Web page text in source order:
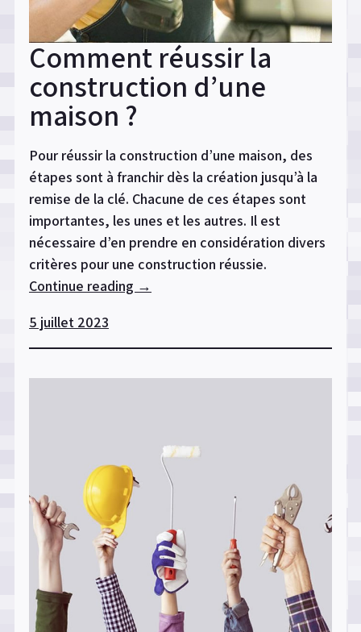
Comment réussir la
construction d’une
maison ?
Pour réussir la construction d’une maison, des
étapes sont à franchir dès la création jusqu’à la
remise de la clé. Chacune de ces étapes sont
importantes, les unes et les autres. Il est
nécessaire d’en prendre en considération divers
critères pour une construction réussie.
Continue reading « Comment
construction
→
5 juillet 2023